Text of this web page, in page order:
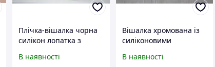
Плічка-вішалка чорна
силікон лопатка з
В наявності
Вішалка хромована із
силіконовими
В наявності